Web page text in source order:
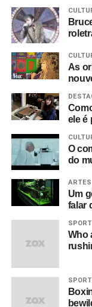
corporativo, e aí
Parece ótimo,
sentido político,
tudo isso lá fora.
Eles eram
que eles iam
na verdade, só
Eu não
aquilo era a nova
do que o punk
uma banda para
era algo maior e
punk. Pelo menos
O que
cinema Scala, em
Qual foi a reação
As
ele é
O
do
ARTES
Um
falar
Who